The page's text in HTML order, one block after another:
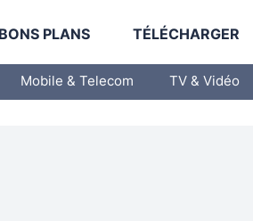
BONS PLANS TÉLÉCHARGER
Mobile & Telecom TV & Vidéo